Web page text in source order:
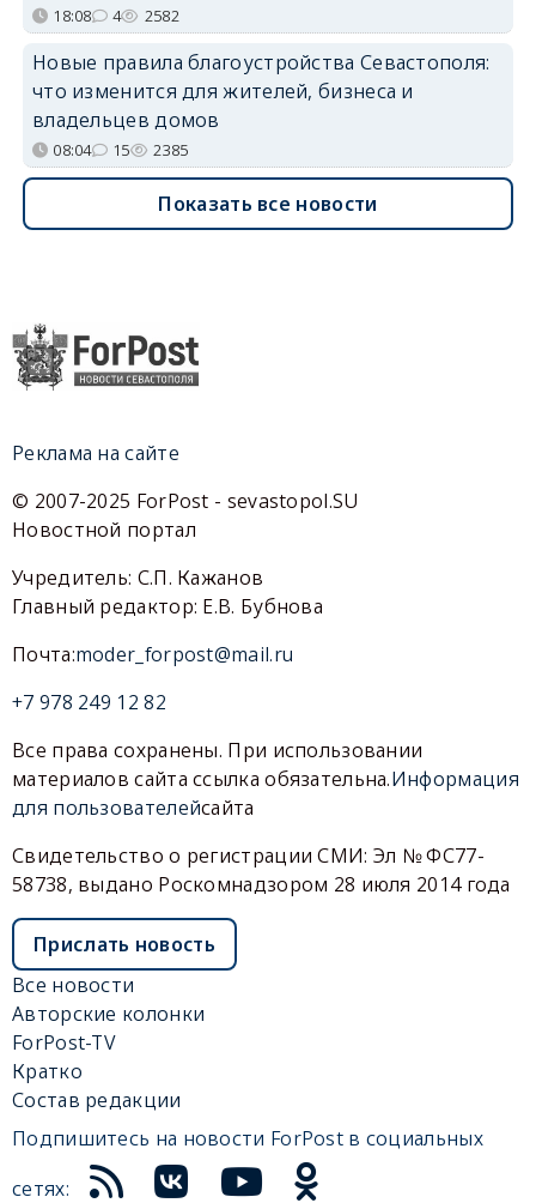
18:08 4 2582
Новые правила благоустройства Севастополя:
что изменится для жителей, бизнеса и
владельцев домов
08:04 15 2385
Показать все новости
Реклама на сайте
© 2007-2025 ForPost - sevastopol.SU
Новостной портал
Учредитель: С.П. Кажанов
Главный редактор: Е.В. Бубнова
Почта:moder_forpost@mail.ru
+7 978 249 12 82
Все права сохранены. При использовании
материалов сайта ссылка обязательна.Информация
для пользователейсайта
Свидетельство о регистрации СМИ: Эл № ФС77-
58738, выдано Роскомнадзором 28 июля 2014 года
Прислать новость
Все новости
Авторские колонки
ForPost-TV
Кратко
Состав редакции
Подпишитесь на новости ForPost в социальных
сетях: